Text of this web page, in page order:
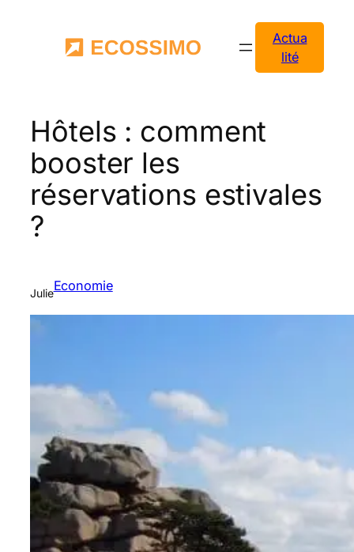
Actua
lité
Hôtels : comment
booster les
réservations estivales
?
JulieEconomie